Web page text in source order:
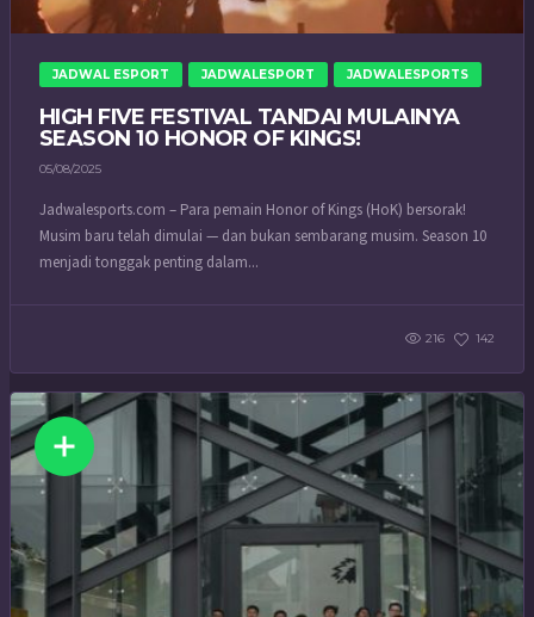
JADWAL ESPORT JADWALESPORT JADWALESPORTS
HIGH FIVE FESTIVAL TANDAI MULAINYA
SEASON 10 HONOR OF KINGS!
05/08/2025
Jadwalesports.com – Para pemain Honor of Kings (HoK) bersorak!
Musim baru telah dimulai — dan bukan sembarang musim. Season 10
menjadi tonggak penting dalam...
216 142